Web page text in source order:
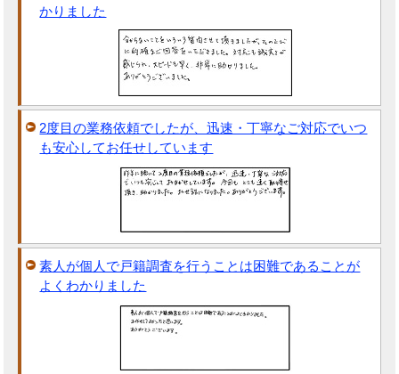
かりました
2度目の業務依頼でしたが、迅速・丁寧なご対応でいつ
も安心してお任せしています
素人が個人で戸籍調査を行うことは困難であることが
よくわかりました